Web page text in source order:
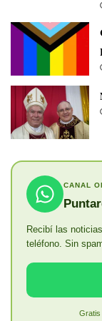
CANAL
Recibí las
teléfono. Sin
Gratis